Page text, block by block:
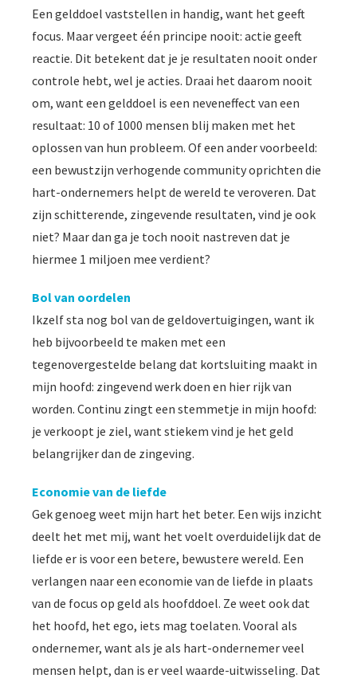
Een gelddoel vaststellen in handig, want het geeft
focus. Maar vergeet één principe nooit: actie geeft
reactie. Dit betekent dat je je resultaten nooit onder
controle hebt, wel je acties. Draai het daarom nooit
om, want een gelddoel is een neveneffect van een
resultaat: 10 of 1000 mensen blij maken met het
oplossen van hun probleem. Of een ander voorbeeld:
een bewustzijn verhogende community oprichten die
hart-ondernemers helpt de wereld te veroveren. Dat
zijn schitterende, zingevende resultaten, vind je ook
niet? Maar dan ga je toch nooit nastreven dat je
hiermee 1 miljoen mee verdient?
Bol van oordelen
Ikzelf sta nog bol van de geldovertuigingen, want ik
heb bijvoorbeeld te maken met een
tegenovergestelde belang dat kortsluiting maakt in
mijn hoofd: zingevend werk doen en hier rijk van
worden. Continu zingt een stemmetje in mijn hoofd:
je verkoopt je ziel, want stiekem vind je het geld
belangrijker dan de zingeving.
Economie van de liefde
Gek genoeg weet mijn hart het beter. Een wijs inzicht
deelt het met mij, want het voelt overduidelijk dat de
liefde er is voor een betere, bewustere wereld. Een
verlangen naar een economie van de liefde in plaats
van de focus op geld als hoofddoel. Ze weet ook dat
het hoofd, het ego, iets mag toelaten. Vooral als
ondernemer, want als je als hart-ondernemer veel
mensen helpt, dan is er veel waarde-uitwisseling. Dat